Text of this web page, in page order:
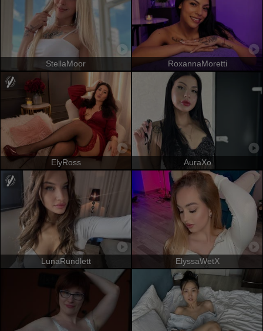
StellaMoor RoxannaMoretti
ElyRoss AuraXo
LunaRundlett ElyssaWetX